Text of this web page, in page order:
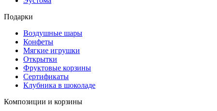
Подарки
Воздушные шары
Конфеты
Мягкие игрушки
Открытки
Фруктовые корзины
Сертификаты
Клубника в шоколаде
Композиции и корзины